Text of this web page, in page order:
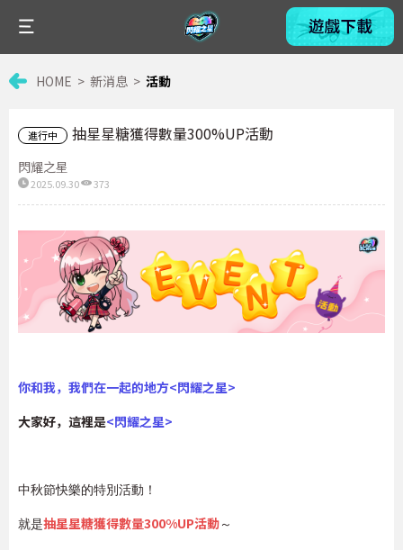
HOME 新消息 活動
進行中 抽星星糖獲得數量300%UP活動
閃耀之星
2025.09.30 373
你和我，我們在一起的地方<閃耀之星>
大家好，這裡是<閃耀之星>
中秋節快樂的特別活動！
就是抽星星糖獲得數量300%UP活動～